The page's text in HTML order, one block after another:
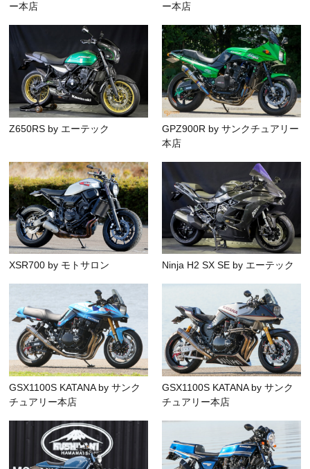
ー本店
ー本店
Z650RS by エーテック
GPZ900R by サンクチュアリー
本店
XSR700 by モトサロン Ninja H2 SX SE by エーテック
GSX1100S KATANA by サンク
チュアリー本店
GSX1100S KATANA by サンク
チュアリー本店